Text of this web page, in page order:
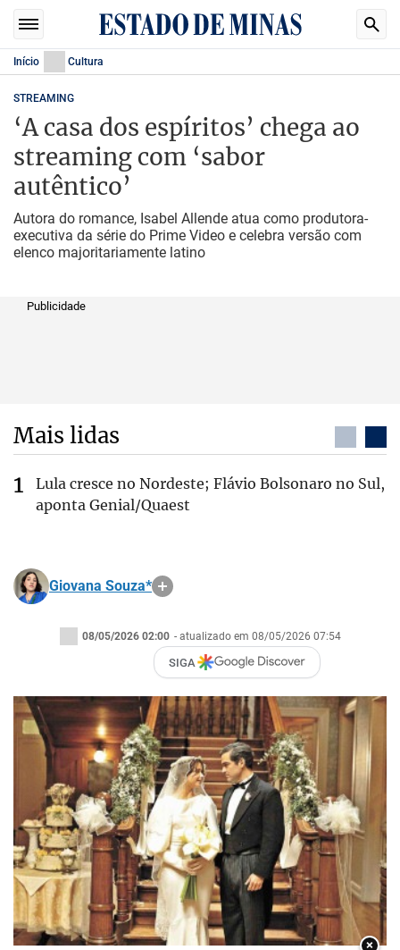
Início Cultura
STREAMING
‘A casa dos espíritos’ chega ao
streaming com ‘sabor
autêntico’
Autora do romance, Isabel Allende atua como produtora-
executiva da série do Prime Video e celebra versão com
elenco majoritariamente latino
Publicidade
Mais lidas
Lula cresce no Nordeste; Flávio Bolsonaro no Sul,
aponta Genial/Quaest
Giovana Souza*
08/05/2026 02:00 - atualizado em 08/05/2026 07:54
SIGA
×